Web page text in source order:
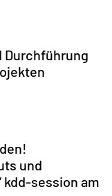
Durchführung
und
kdd-session am